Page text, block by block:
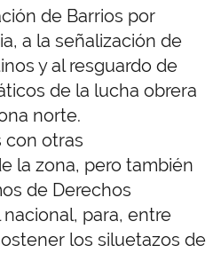
de Barrios por
a la señalización de
y al resguardo de
de la lucha obrera
norte.
con otras
la zona, pero también
de Derechos
para, entre
los siluetazos de